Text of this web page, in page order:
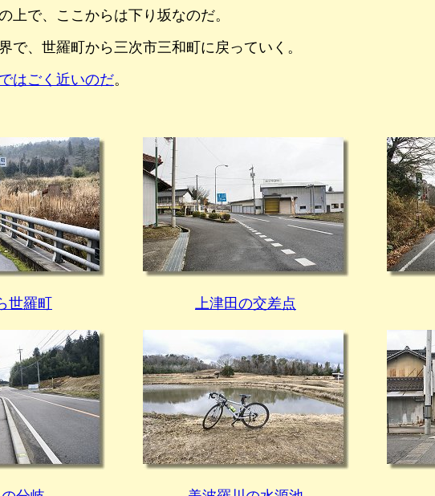
上で、ここからは下り坂なのだ。
、世羅町から三次市三和町に戻っていく。
はごく近いのだ。
世羅町 上津田の交差点